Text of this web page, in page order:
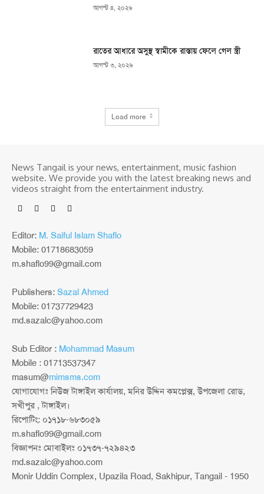
আগস্ট ৪, ২০২৬
রাতের আধারে অসুস্থ স্বামীকে রাস্তায় ফেলে গেল স্ত্রী
আগস্ট ৩, ২০২৬
Load more
News Tangail is your news, entertainment, music fashion
website. We provide you with the latest breaking news and
videos straight from the entertainment industry.
Editor: M. Saiful Islam Shaflo
Mobile: 01718683059
m.shaflo99@gmail.com
Publishers: Sazal Ahmed
Mobile: 01737729423
md.sazalc@yahoo.com
Sub Editor : Mohammad Masum
Mobile : 01713537347
masum@mimsms.com
যোগাযোগঃ নিউজ টাঙ্গাইল কার্যালয়, মনির উদ্দিন কমপ্লেক্স, উপজেলা রোড,
সখীপুর , টাঙ্গাইল।
রিপোটিং: ০১৭১৮-৬৮৩০৫৯
m.shaflo99@gmail.com
বিজ্ঞাপনঃ মোবাইলঃ ০১৭৩৭-৭২৯৪২৩
md.sazalc@yahoo.com
Monir Uddin Complex, Upazila Road, Sakhipur, Tangail - 1950